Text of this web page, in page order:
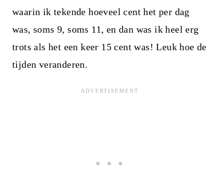
waarin ik tekende hoeveel cent het per dag
was, soms 9, soms 11, en dan was ik heel erg
trots als het een keer 15 cent was! Leuk hoe de
tijden veranderen.